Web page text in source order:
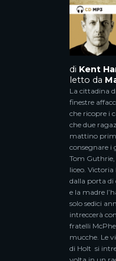
di Kent
letto da
La cittadina
finestre
che ricopre i
che due
mattino
consegnare i
Tom
liceo.
dalla porta di
e la madre
solo sedici
intreccerà
fratelli
mucche. Le
di Holt si